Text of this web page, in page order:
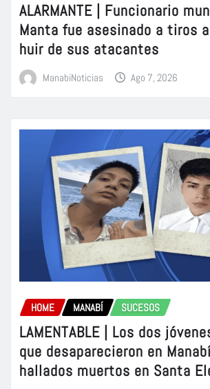
ALARMANTE | Funcionario
Manta fue asesinado a tiros
huir de sus atacantes
ManabiNoticias Ago 7, 2026
HOME MANABÍ SUCESOS
LAMENTABLE | Los dos
que desaparecieron en
hallados muertos en Santa